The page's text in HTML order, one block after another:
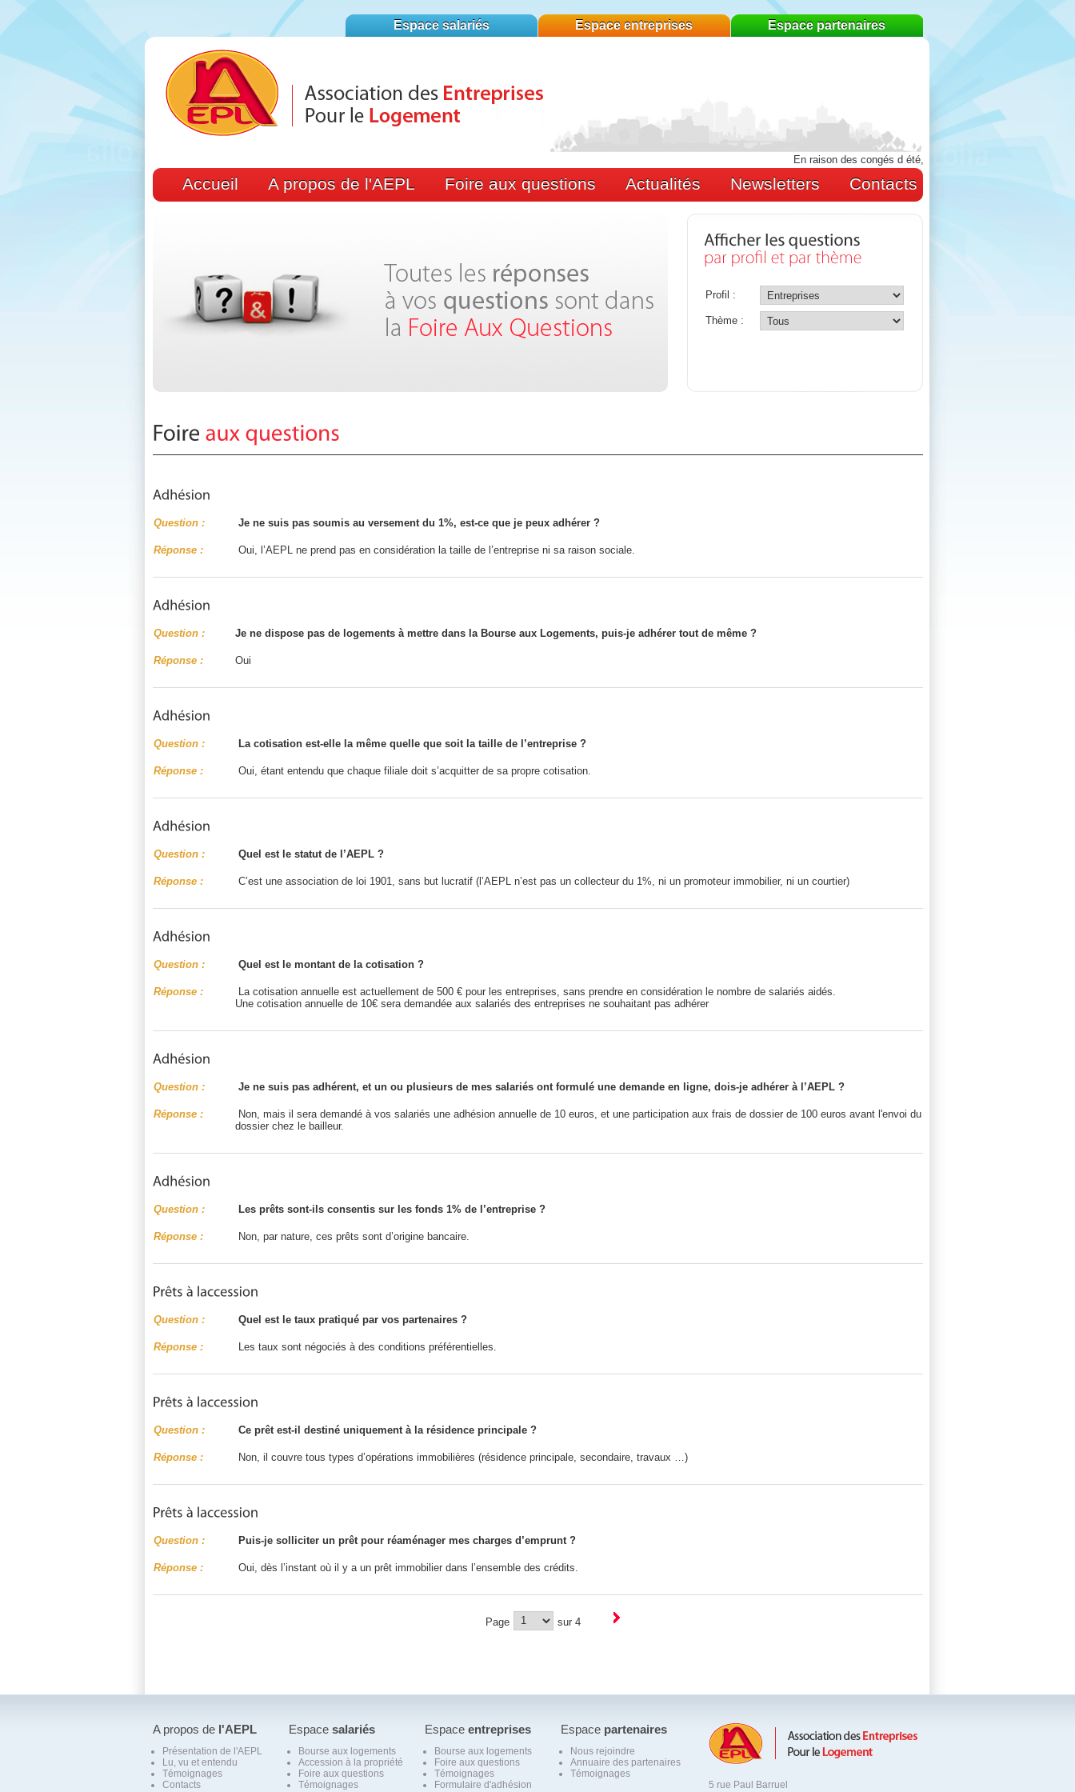
Espace salariés Espace entreprises Espace partenaires
En raison des congés d été, l AEPL sera fermée du 3 au 10
Accueil A propos de l'AEPL Foire aux questions Actualités Newsletters Contacts
Profil :
Thème :
Question : Je ne suis pas soumis au versement du 1%, est-ce que je peux adhérer ?
Réponse : Oui, l’AEPL ne prend pas en considération la taille de l’entreprise ni sa raison sociale.
Question : Je ne dispose pas de logements à mettre dans la Bourse aux Logements, puis-je adhérer tout de même ?
Réponse : Oui
Question : La cotisation est-elle la même quelle que soit la taille de l’entreprise ?
Réponse : Oui, étant entendu que chaque filiale doit s’acquitter de sa propre cotisation.
Question : Quel est le statut de l’AEPL ?
Réponse : C’est une association de loi 1901, sans but lucratif (l’AEPL n’est pas un collecteur du 1%, ni un promoteur immobilier, ni un courtier)
Question : Quel est le montant de la cotisation ?
Réponse :
La cotisation annuelle est actuellement de 500 € pour les entreprises, sans prendre en considération le nombre de salariés aidés.
Une cotisation annuelle de 10€ sera demandée aux salariés des entreprises ne souhaitant pas adhérer
Question : Je ne suis pas adhérent, et un ou plusieurs de mes salariés ont formulé une demande en ligne, dois-je adhérer à l’AEPL ?
Réponse :
Non, mais il sera demandé à vos salariés une adhésion annuelle de 10 euros, et une participation aux frais de dossier de 100 euros avant l'envoi du
dossier chez le bailleur.
Question : Les prêts sont-ils consentis sur les fonds 1% de l’entreprise ?
Réponse : Non, par nature, ces prêts sont d’origine bancaire.
Question : Quel est le taux pratiqué par vos partenaires ?
Réponse : Les taux sont négociés à des conditions préférentielles.
Question : Ce prêt est-il destiné uniquement à la résidence principale ?
Réponse : Non, il couvre tous types d’opérations immobilières (résidence principale, secondaire, travaux …)
Question : Puis-je solliciter un prêt pour réaménager mes charges d’emprunt ?
Réponse : Oui, dès l’instant où il y a un prêt immobilier dans l’ensemble des crédits.
Page sur 4
A propos de l'AEPL
Présentation de l'AEPL
Lu, vu et entendu
Témoignages
Contacts
Espace salariés
Bourse aux logements
Accession à la propriété
Foire aux questions
Témoignages
Espace entreprises
Bourse aux logements
Foire aux questions
Témoignages
Formulaire d'adhésion
Espace partenaires
Nous rejoindre
Annuaire des partenaires
Témoignages
5 rue Paul Barruel